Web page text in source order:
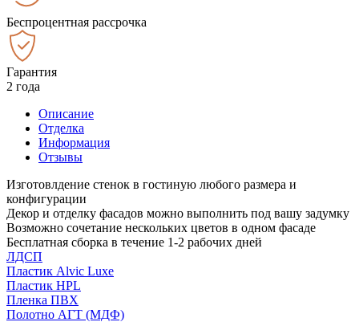
Беспроцентная рассрочка
Гарантия
2 года
Описание
Отделка
Информация
Отзывы
Изготовлдение стенок в гостиную любого размера и
конфигурации
Декор и отделку фасадов можно выполнить под вашу задумку
Возможно сочетание нескольких цветов в одном фасаде
Бесплатная сборка в течение 1-2 рабочих дней
ЛДСП
Пластик Alvic Luxe
Пластик HPL
Пленка ПВХ
Полотно АГТ (МДФ)